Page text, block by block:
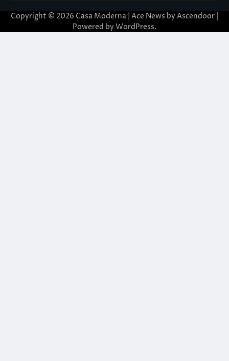
Copyright © 2026 Casa Moderna | Ace News by Ascendoor
Powered by WordPress.